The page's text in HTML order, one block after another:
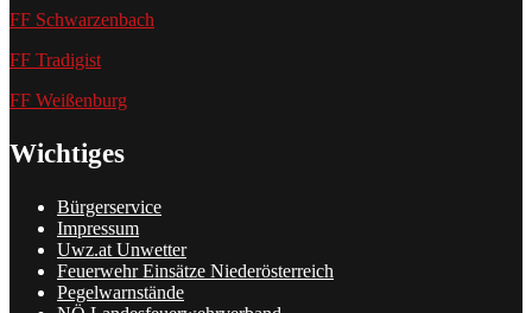
FF Schwarzenbach
FF Tradigist
FF Weißenburg
Wichtiges
Bürgerservice
Impressum
Uwz.at Unwetter
Feuerwehr Einsätze Niederösterreich
Pegelwarnstände